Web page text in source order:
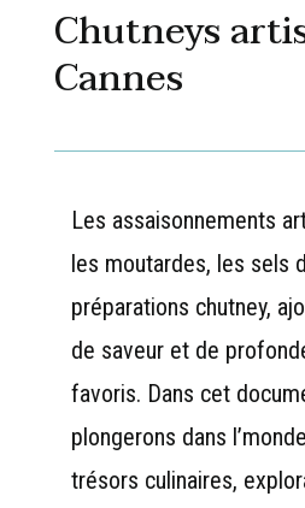
Chutneys
Cannes
Les assaisonnements
les moutardes, les sels
préparations chutney,
de saveur et de
favoris. Dans cet
plongerons dans
trésors culinaires,